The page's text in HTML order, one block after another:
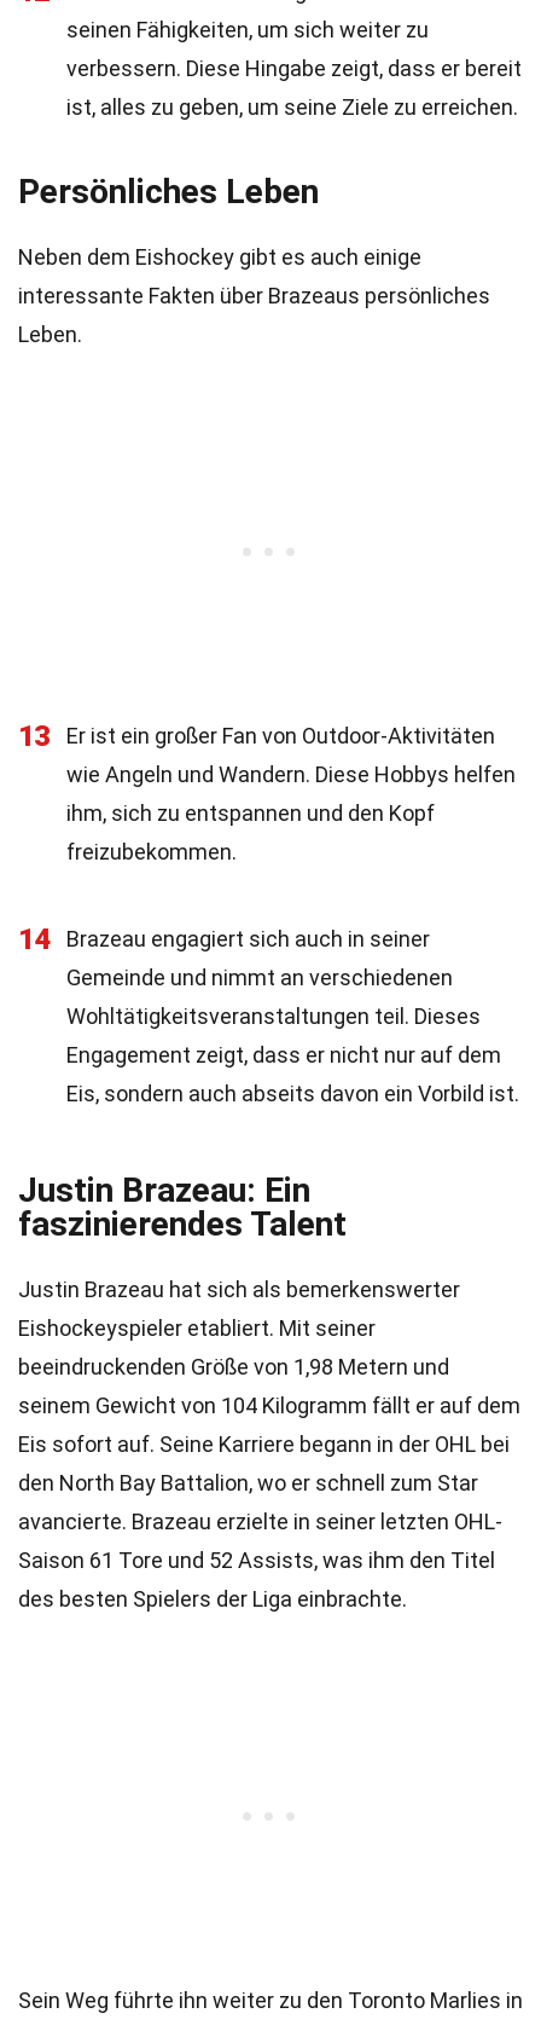
seinen Fähigkeiten, um sich weiter zu
verbessern. Diese Hingabe zeigt, dass er bereit
ist, alles zu geben, um seine Ziele zu erreichen.
Persönliches Leben
Neben dem Eishockey gibt es auch einige
interessante Fakten über Brazeaus persönliches
Leben.
13
Er ist ein großer Fan von Outdoor-Aktivitäten
wie Angeln und Wandern. Diese Hobbys helfen
ihm, sich zu entspannen und den Kopf
freizubekommen.
14
Brazeau engagiert sich auch in seiner
Gemeinde und nimmt an verschiedenen
Wohltätigkeitsveranstaltungen teil. Dieses
Engagement zeigt, dass er nicht nur auf dem
Eis, sondern auch abseits davon ein Vorbild ist.
Justin Brazeau: Ein
faszinierendes Talent
Justin Brazeau hat sich als bemerkenswerter
Eishockeyspieler etabliert. Mit seiner
beeindruckenden Größe von 1,98 Metern und
seinem Gewicht von 104 Kilogramm fällt er auf dem
Eis sofort auf. Seine Karriere begann in der OHL bei
den North Bay Battalion, wo er schnell zum Star
avancierte. Brazeau erzielte in seiner letzten OHL-
Saison 61 Tore und 52 Assists, was ihm den Titel
des besten Spielers der Liga einbrachte.
Sein Weg führte ihn weiter zu den Toronto Marlies in